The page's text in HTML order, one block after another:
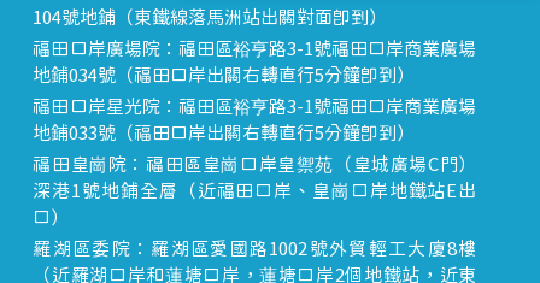
104號地鋪（東鐵線落馬洲站出關對面即到）
福田口岸廣場院：福田區裕亨路3-1號福田口岸商業廣場
地鋪034號（福田口岸出關右轉直行5分鐘即到）
福田口岸星光院：福田區裕亨路3-1號福田口岸商業廣場
地鋪033號（福田口岸出關右轉直行5分鐘即到）
福田皇崗院：福田區皇崗口岸皇禦苑（皇城廣場C門）
深港1號地鋪全層（近福田口岸、皇崗口岸地鐵站E出
口）
羅湖區委院：羅湖區愛國路1002號外貿輕工大廈8樓
（近羅湖口岸和蓮塘口岸，蓮塘口岸2個地鐵站，近東